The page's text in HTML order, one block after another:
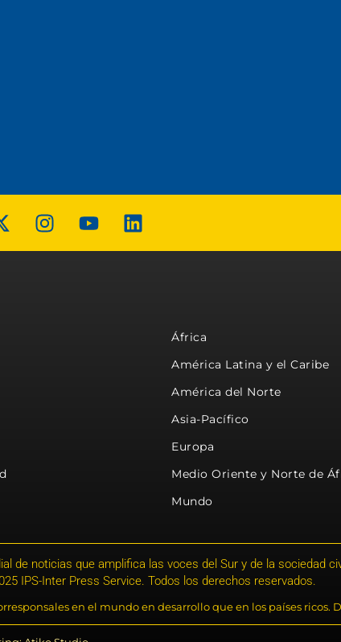
África
América Latina y el Caribe
América del Norte
Asia-Pacífico
Europa
Medio Oriente y Norte de
Mundo
de noticias que amplifica las voces del Sur y de la sociedad
IPS-Inter Press Service. Todos los derechos reservados.
en el mundo en desarrollo que en los países ricos.